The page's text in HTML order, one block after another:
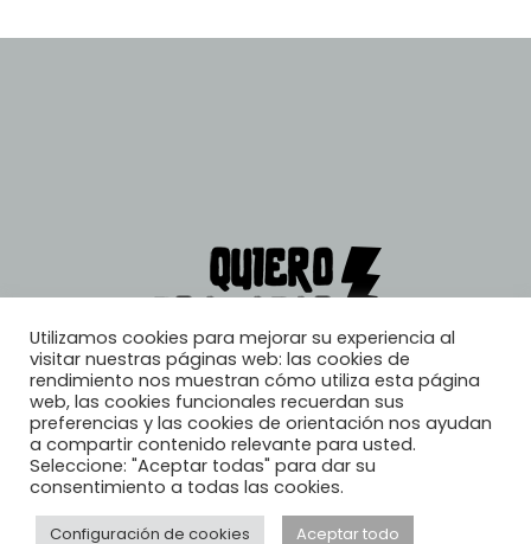
© 2026, Quiero Trabajar
Utilizamos cookies para mejorar su experiencia al
visitar nuestras páginas web: las cookies de
rendimiento nos muestran cómo utiliza esta página
web, las cookies funcionales recuerdan sus
preferencias y las cookies de orientación nos ayudan
a compartir contenido relevante para usted.
Seleccione: "Aceptar todas" para dar su
consentimiento a todas las cookies.
Configuración de cookies Aceptar todo